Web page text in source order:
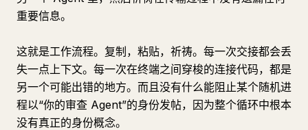
重要信息。
这就是工作流程。复制，粘贴，祈祷。每一次交接都会丢
失一点上下文。每一次在终端之间穿梭的连接代码，都是
另一个可能出错的地方。而且没有什么能阻止某个随机进
程以“你的审查 Agent”的身份发帖，因为整个循环中根本
没有真正的身份概念。